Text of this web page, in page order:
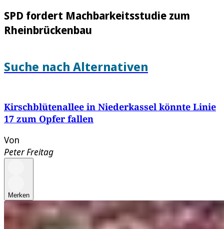
SPD fordert Machbarkeitsstudie zum
Rheinbrückenbau
Suche nach Alternativen
Kirschblütenallee in Niederkassel könnte Linie
17 zum Opfer fallen
Von
Peter Freitag
Merken